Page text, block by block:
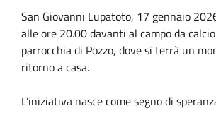
San Giovanni Lupatoto, 17 gennaio
alle ore 20.00 davanti al campo da
parrocchia di Pozzo, dove si terrà un
ritorno a casa.
L’iniziativa nasce come segno di